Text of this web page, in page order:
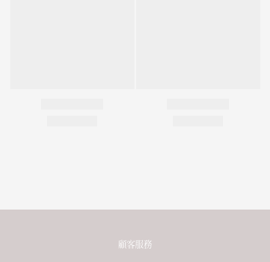
顧客服務